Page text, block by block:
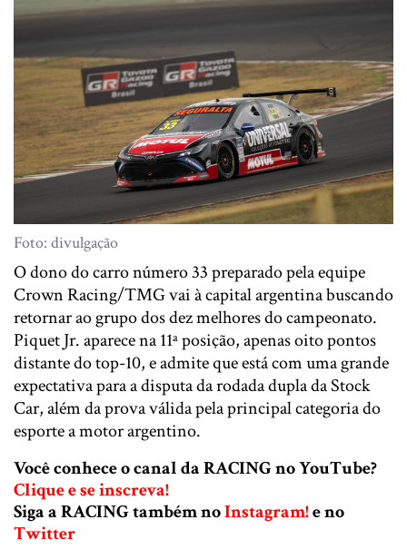
Foto: divulgação
O dono do carro número 33 preparado pela equipe
Crown Racing/TMG vai à capital argentina buscando
retornar ao grupo dos dez melhores do campeonato.
Piquet Jr. aparece na 11ª posição, apenas oito pontos
distante do top-10, e admite que está com uma grande
expectativa para a disputa da rodada dupla da Stock
Car, além da prova válida pela principal categoria do
esporte a motor argentino.
Você conhece o canal da RACING no YouTube?
Clique e se inscreva!
Siga a RACING também noInstagram!e no
Twitter